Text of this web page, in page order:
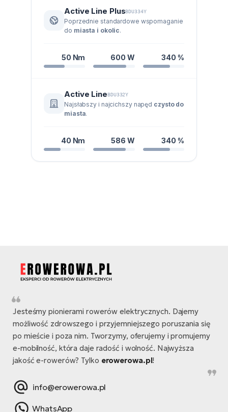
Active Line PlusBDU334Y
Poprzednie standardowe wspomaganie
do miasta i okolic.
50 Nm 600 W 340 %
Active LineBDU332Y
Najsłabszy i najcichszy napęd czysto do
miasta.
40 Nm 586 W 340 %
Jesteśmy pionierami rowerów elektrycznych. Dajemy
możliwość zdrowszego i przyjemniejszego poruszania się
po mieście i poza nim. Tworzymy, oferujemy i promujemy
e-mobilność, która daje radość i wolność. Najwyższa
jakość e-rowerów? Tylko erowerowa.pl!
info@erowerowa.pl
WhatsApp